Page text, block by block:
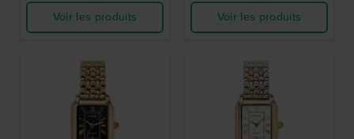
Voir les produits
Voir les produits